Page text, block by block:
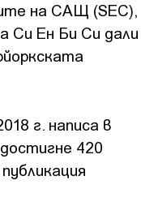
на САЩ (SEC),
Си Ен Би Си дали
г. написа в
420